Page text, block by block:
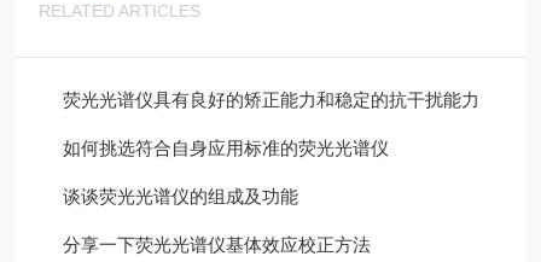
RELATED ARTICLES
荧光光谱仪具有良好的矫正能力和稳定的抗干扰能力
如何挑选符合自身应用标准的荧光光谱仪
谈谈荧光光谱仪的组成及功能
分享一下荧光光谱仪基体效应校正方法